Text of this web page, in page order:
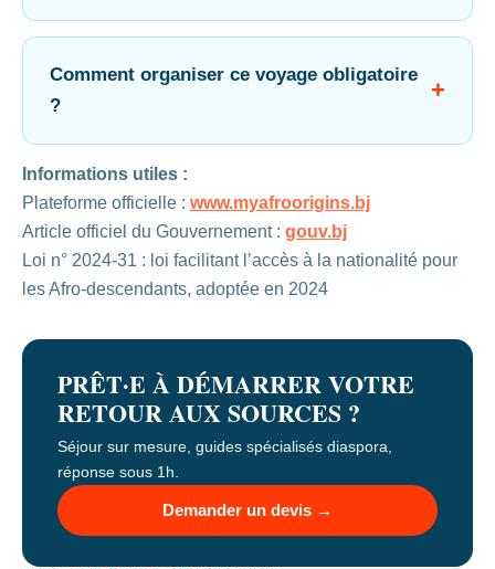
Comment organiser ce voyage obligatoire
?
Informations utiles :
Plateforme officielle : www.myafroorigins.bj
Article officiel du Gouvernement : gouv.bj
Loi n° 2024-31 : loi facilitant l’accès à la nationalité pour
les Afro-descendants, adoptée en 2024
PRÊT·E À DÉMARRER VOTRE
RETOUR AUX SOURCES ?
Séjour sur mesure, guides spécialisés diaspora,
réponse sous 1h.
Demander un devis →